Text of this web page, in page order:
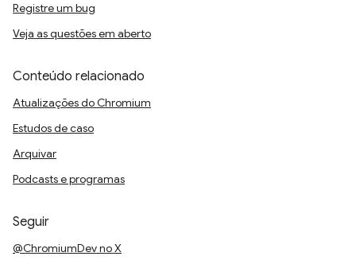
Registre um bug
Veja as questões em aberto
Conteúdo relacionado
Atualizações do Chromium
Estudos de caso
Arquivar
Podcasts e programas
Seguir
@ChromiumDev no X